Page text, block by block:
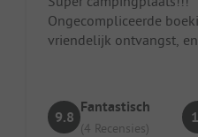
Ongecompliceerde
vriendelijk ontvangst,
9.8
Fantastisch
(4 Recensies)